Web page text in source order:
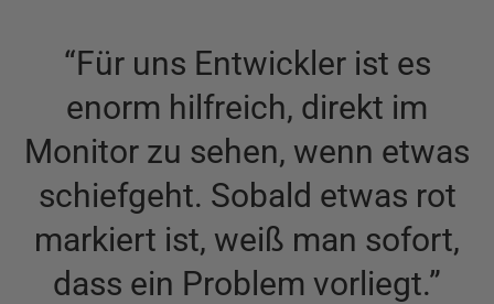
“Für uns Entwickler ist es
enorm hilfreich, direkt im
Monitor zu sehen, wenn etwas
schiefgeht. Sobald etwas rot
markiert ist, weiß man sofort,
dass ein Problem vorliegt.”